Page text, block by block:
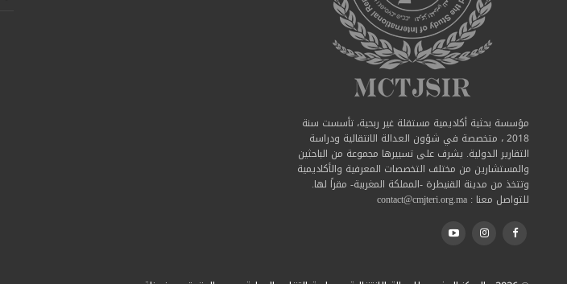
مؤسسة بحثية أكاديمية مستقلة غير ربحية، تأسست سنة
2018 ، متخصصة في شؤون العدالة الانتقالية ودراسة
التقارير الدولية. يشرف على تسييرها مجموعة من الباحثين
والمستشارين من مختلف التخصصات المعرفية والأكاديمية
وتتخذ من مدينة القنيطرة -المملكة المغربية- مقراً لها.
للتواصل معنا : contact@cmjteri.org.ma